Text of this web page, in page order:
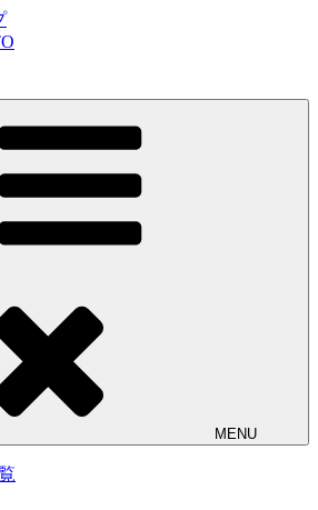
に建てられた京町家を改装したギャ
いております工芸作家、アーティスト
しております。 お気軽にお問い合わ
ければ幸甚です。
MENU